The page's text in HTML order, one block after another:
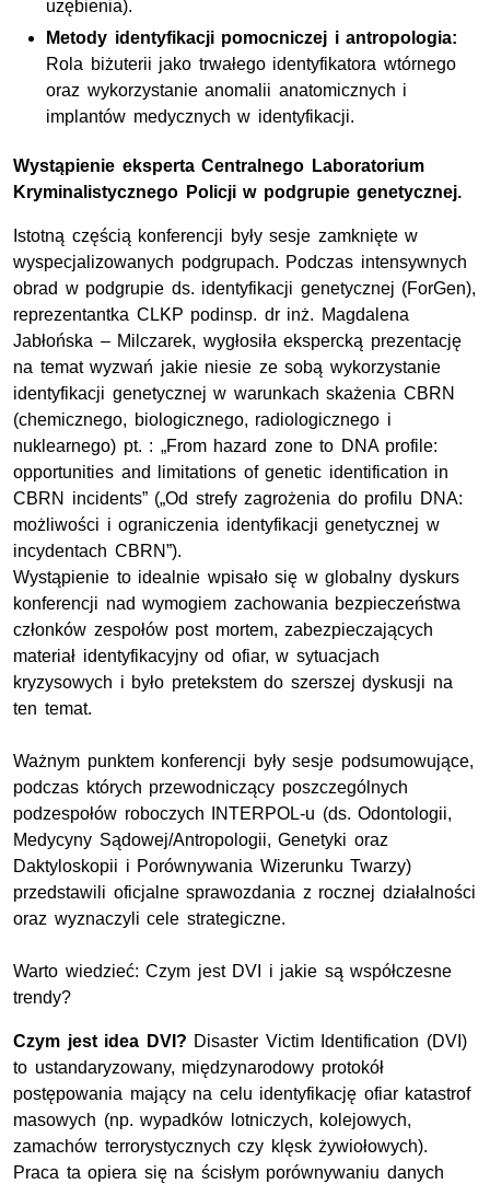
uzębienia).
Metody identyfikacji pomocniczej i antropologia:
Rola biżuterii jako trwałego identyfikatora wtórnego
oraz wykorzystanie anomalii anatomicznych i
implantów medycznych w identyfikacji.
Wystąpienie eksperta Centralnego Laboratorium
Kryminalistycznego Policji w podgrupie genetycznej.
Istotną częścią konferencji były sesje zamknięte w
wyspecjalizowanych podgrupach. Podczas intensywnych
obrad w podgrupie ds. identyfikacji genetycznej (ForGen),
reprezentantka CLKP podinsp. dr inż. Magdalena
Jabłońska – Milczarek, wygłosiła ekspercką prezentację
na temat wyzwań jakie niesie ze sobą wykorzystanie
identyfikacji genetycznej w warunkach skażenia CBRN
(chemicznego, biologicznego, radiologicznego i
nuklearnego) pt. : „From hazard zone to DNA profile:
opportunities and limitations of genetic identification in
CBRN incidents” („Od strefy zagrożenia do profilu DNA:
możliwości i ograniczenia identyfikacji genetycznej w
incydentach CBRN”).
Wystąpienie to idealnie wpisało się w globalny dyskurs
konferencji nad wymogiem zachowania bezpieczeństwa
członków zespołów post mortem, zabezpieczających
materiał identyfikacyjny od ofiar, w sytuacjach
kryzysowych i było pretekstem do szerszej dyskusji na
ten temat.
Ważnym punktem konferencji były sesje podsumowujące,
podczas których przewodniczący poszczególnych
podzespołów roboczych INTERPOL-u (ds. Odontologii,
Medycyny Sądowej/Antropologii, Genetyki oraz
Daktyloskopii i Porównywania Wizerunku Twarzy)
przedstawili oficjalne sprawozdania z rocznej działalności
oraz wyznaczyli cele strategiczne.
Warto wiedzieć: Czym jest DVI i jakie są współczesne
trendy?
Czym jest idea DVI? Disaster Victim Identification (DVI)
to ustandaryzowany, międzynarodowy protokół
postępowania mający na celu identyfikację ofiar katastrof
masowych (np. wypadków lotniczych, kolejowych,
zamachów terrorystycznych czy klęsk żywiołowych).
Praca ta opiera się na ścisłym porównywaniu danych